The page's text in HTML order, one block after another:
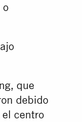
o
que
debido
el centro